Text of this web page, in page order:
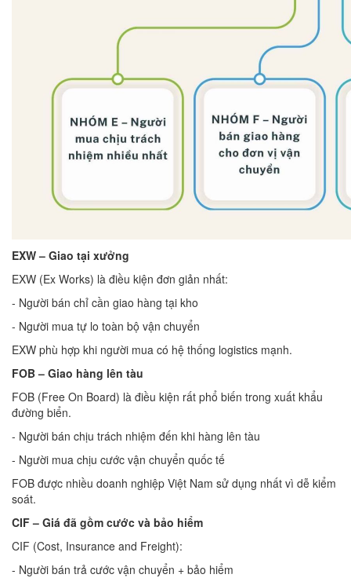
EXW – Giao tại xưởng
EXW (Ex Works) là điều kiện đơn giản nhất:
- Người bán chỉ cần giao hàng tại kho
- Người mua tự lo toàn bộ vận chuyển
EXW phù hợp khi người mua có hệ thống logistics mạnh.
FOB – Giao hàng lên tàu
FOB (Free On Board) là điều kiện rất phổ biến trong xuất khẩu
đường biển.
- Người bán chịu trách nhiệm đến khi hàng lên tàu
- Người mua chịu cước vận chuyển quốc tế
FOB được nhiều doanh nghiệp Việt Nam sử dụng nhất vì dễ kiểm
soát.
CIF – Giá đã gồm cước và bảo hiểm
CIF (Cost, Insurance and Freight):
- Người bán trả cước vận chuyển + bảo hiểm